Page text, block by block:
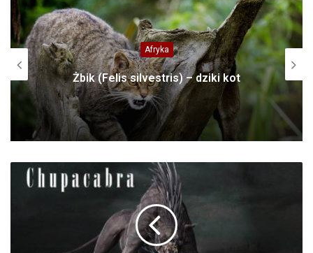
Afryka
Żbik (Felis silvestris) – dziki kot